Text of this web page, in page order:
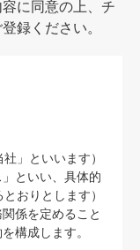
に同意の上、チ
録ください。
」といいます）
といい、具体的
おりとします）
係を定めること
構成します。